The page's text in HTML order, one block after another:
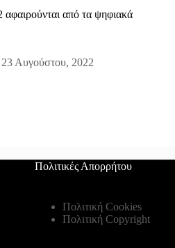
από τα ψηφιακά
23 Αυγούστου, 2022
Πολιτικές Απορρήτου
Πολιτική Cookies
Πολιτική Copyright